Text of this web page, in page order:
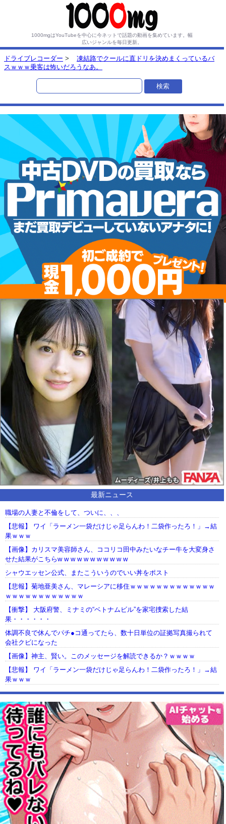
1000mgはYouTubeを中心に今ネットで話題の動画を集めています。 幅
広いジャンルを毎日更新。
ドライブレコーダー >
凍結路でクールに直ドリを決めまくっているバ
スｗｗｗ乗客は怖いだろうなあ。
最新ニュース
職場の人妻と不倫をして、ついに、、、
【悲報】 ワイ「ラーメン一袋だけじゃ足らんわ！二袋作ったろ！」→結
果ｗｗｗ
【画像】カリスマ美容師さん、ココリコ田中みたいなチー牛を大変身さ
せた結果がこちらw w w w w w w w w w w
シャウエッセン公式、またこういうのでいい丼をポスト
【悲報】菊地亜美さん、マレーシアに移住ｗｗｗｗｗｗｗｗｗｗｗｗｗ
ｗｗｗｗｗｗｗｗｗｗｗｗ
【衝撃】 大阪府警、ミナミの“ベトナムビル”を家宅捜索した結
果・・・・・・
体調不良で休んでパチ●コ通ってたら、数十日単位の証拠写真撮られて
会社クビになった
【画像】神主、賢い。このメッセージを解読できるか？ｗｗｗｗ
【悲報】 ワイ「ラーメン一袋だけじゃ足らんわ！二袋作ったろ！」→結
果ｗｗｗ
【動画】USJの禁止エリアに子どもたちが続々乱入 → スタッフが注意し
ても止まらない事態に
Powered by livedoor 相互RSS